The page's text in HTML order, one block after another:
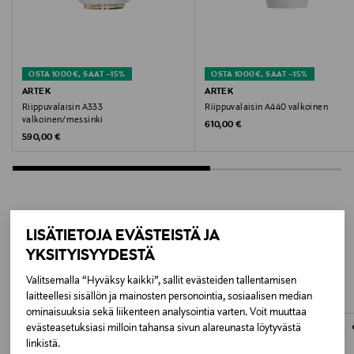
LISÄTIETOJA EVÄSTEISTÄ JA
YKSITYISYYDESTÄ
Valitsemalla “Hyväksy kaikki”, sallit evästeiden tallentamisen
laitteellesi sisällön ja mainosten personointia, sosiaalisen median
ominaisuuksia sekä liikenteen analysointia varten. Voit muuttaa
evästeasetuksiasi milloin tahansa sivun alareunasta löytyvästä
linkistä.
25.5 x 25.5 x 20 cm
Valmistusmaa
Kiina
VP0017000349
Valmistaja
Artek Oy
Valmistajan osoite
Mannerheimintie 12 B, 00100, Helsinki, Finland
OSTA 1000€, SAAT –15%
ARTEK
Riippuvalaisin A333
valkoinen/messinki
Original Price
590,00 €
OSTA 1000€, SAAT –15%
ARTEK
Riippuvalaisin A440 valkoinen
Original Price
610,00 €
LISÄÄ KIINNOSTAVIA
TUOTTEITA